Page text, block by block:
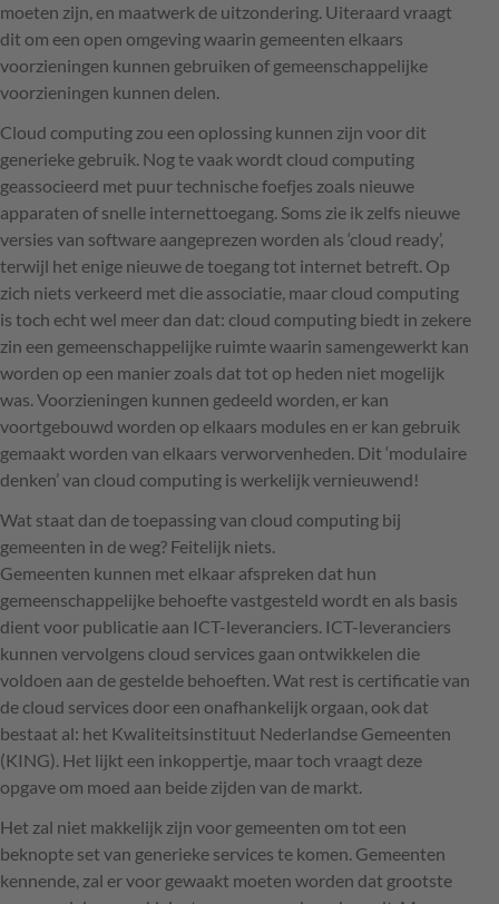
moeten zijn, en maatwerk de uitzondering. Uiteraard vraagt
dit om een open omgeving waarin gemeenten elkaars
voorzieningen kunnen gebruiken of gemeenschappelijke
voorzieningen kunnen delen.
Cloud computing zou een oplossing kunnen zijn voor dit
generieke gebruik. Nog te vaak wordt cloud computing
geassocieerd met puur technische foefjes zoals nieuwe
apparaten of snelle internettoegang. Soms zie ik zelfs nieuwe
versies van software aangeprezen worden als ‘cloud ready’,
terwijl het enige nieuwe de toegang tot internet betreft. Op
zich niets verkeerd met die associatie, maar cloud computing
is toch echt wel meer dan dat: cloud computing biedt in zekere
zin een gemeenschappelijke ruimte waarin samengewerkt kan
worden op een manier zoals dat tot op heden niet mogelijk
was. Voorzieningen kunnen gedeeld worden, er kan
voortgebouwd worden op elkaars modules en er kan gebruik
gemaakt worden van elkaars verworvenheden. Dit ‘modulaire
denken’ van cloud computing is werkelijk vernieuwend!
Wat staat dan de toepassing van cloud computing bij
gemeenten in de weg? Feitelijk niets.
Gemeenten kunnen met elkaar afspreken dat hun
gemeenschappelijke behoefte vastgesteld wordt en als basis
dient voor publicatie aan ICT-leveranciers. ICT-leveranciers
kunnen vervolgens cloud services gaan ontwikkelen die
voldoen aan de gestelde behoeften. Wat rest is certificatie van
de cloud services door een onafhankelijk orgaan, ook dat
bestaat al: het Kwaliteitsinstituut Nederlandse Gemeenten
(KING). Het lijkt een inkoppertje, maar toch vraagt deze
opgave om moed aan beide zijden van de markt.
Het zal niet makkelijk zijn voor gemeenten om tot een
beknopte set van generieke services te komen. Gemeenten
kennende, zal er voor gewaakt moeten worden dat grootste